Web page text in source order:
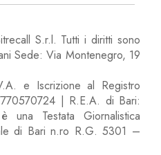
S.r.l. Tutti i diritti sono
Sede: Via Montenegro, 19
e Iscrizione al Registro
| R.E.A. di Bari:
Testata Giornalistica
di Bari n.ro R.G. 5301 –